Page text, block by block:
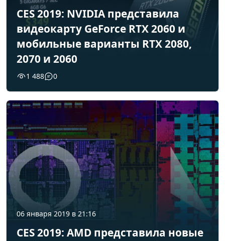
CES 2019: NVIDIA представила
видеокарту GeForce RTX 2060 и
мобильные варианты RTX 2080,
2070 и 2060
1 488 0
06 января 2019 в 21:16
CES 2019: AMD представила новые